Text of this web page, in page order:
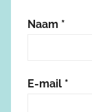
Naam *
E-mail *